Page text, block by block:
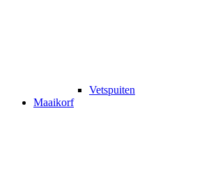
Vetspuiten
Maaikorf